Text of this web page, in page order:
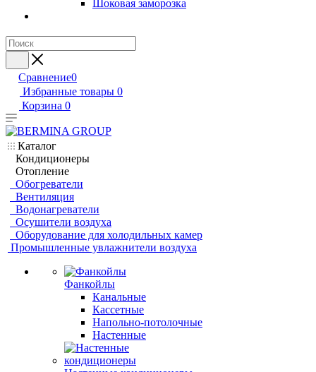
Шоковая заморозка
Сравнение0
Избранные товары 0
Корзина 0
Каталог
Кондиционеры
Отопление
Обогреватели
Вентиляция
Водонагреватели
Осушители воздуха
Оборудование для холодильных камер
Промышленные увлажнители воздуха
Фанкойлы
Канальные
Кассетные
Напольно-потолочные
Настенные